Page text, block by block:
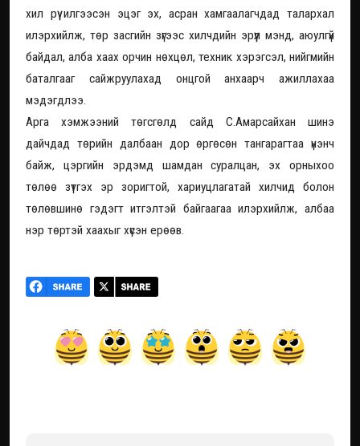
хил рүү илгээсэн эцэг эх, асран хамгаалагчдад талархал
илэрхийлж, төр засгийн зүгээс хилчдийн эрүүл мэнд, аюулгүй
байдал, алба хаах орчин нөхцөл, техник хэрэгсэл, нийгмийн
баталгааг сайжруулахад онцгой анхаарч ажиллахаа
мэдэгдлээ.
Арга хэмжээний төгсгөлд сайд С.Амарсайхан шинэ
дайчдад төрийн далбаан дор өргөсөн тангарагтаа үнэнч
байж, цэргийн эрдэмд шамдан суралцан, эх орныхоо
төлөө зүтгэх эр зоригтой, хариуцлагатай хилчид болон
төлөвшинө гэдэгт итгэлтэй байгаагаа илэрхийлж, албаа
нэр төртэй хаахыг хүсэн ерөөв.